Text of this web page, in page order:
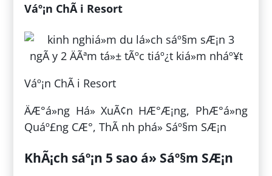
Váº¡n ChÃ i Resort
Váº¡n ChÃ i Resort
ÄÆ°á»ng Há» XuÃ¢n HÆ°Æ¡ng, PhÆ°á»ng
Quáº£ng CÆ°, ThÃ nh phá» Sáº§m SÆ¡n
KhÃ¡ch sáº¡n 5 sao á» Sáº§m SÆ¡n